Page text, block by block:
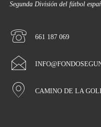
Segunda División del fútbol
661 187 069
CAMINO DE LA